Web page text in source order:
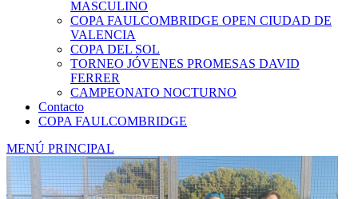
MASCULINO
COPA FAULCOMBRIDGE OPEN CIUDAD DE
VALENCIA
COPA DEL SOL
TORNEO JÓVENES PROMESAS DAVID
FERRER
CAMPEONATO NOCTURNO
Contacto
COPA FAULCOMBRIDGE
MENÚ PRINCIPAL